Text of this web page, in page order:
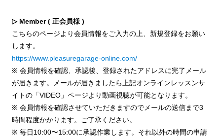
▷ Member ( 正会員様 )
こちらのページより会員情報をご入力の上、新規登録をお願い
します。
https://www.pleasuregarage-online.com/
※ 会員情報を確認、承認後、登録されたアドレスに完了メール
が届きます。メールが届きましたら上記オンラインレッスンサ
イトの「VIDEO」ページより動画視聴が可能となります。
※ 会員情報を確認させていただきますのでメールの送信まで3
時間程度かかります。ご了承ください。
※ 毎日10:00〜15:00に承認作業します。それ以外の時間の申請